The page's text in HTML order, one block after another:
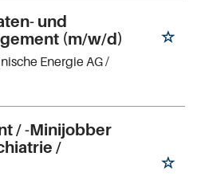
und
(m/w/d)
Energie AG/
/ -Minijobber
/